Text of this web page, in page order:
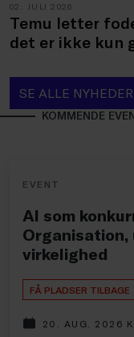
02. JULI 2026
Temu letter
det er ikke kun
SE ALLE NYHEDER
KOMMENDE
EVENT
AI som
virkelighed
FÅ PLADSER TILBAGE
20. AUG. 2026